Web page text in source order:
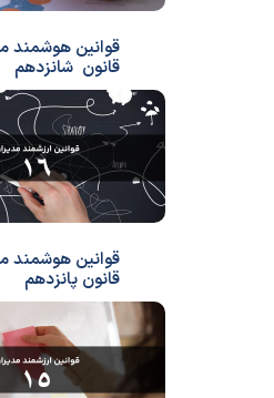
قوانین هوشمند
قانون شانزدهم
قوانین هوشمند
قانون پانزدهم